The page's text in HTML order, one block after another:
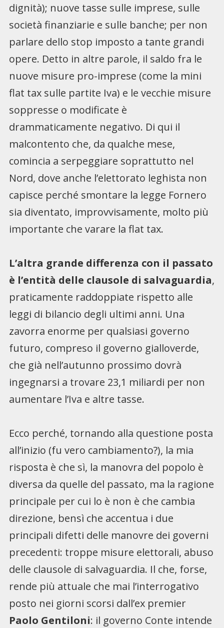
dignità); nuove tasse sulle imprese, sulle
società finanziarie e sulle banche; per non
parlare dello stop imposto a tante grandi
opere. Detto in altre parole, il saldo fra le
nuove misure pro-imprese (come la mini
flat tax sulle partite Iva) e le vecchie misure
soppresse o modificate è
drammaticamente negativo. Di qui il
malcontento che, da qualche mese,
comincia a serpeggiare soprattutto nel
Nord, dove anche l’elettorato leghista non
capisce perché smontare la legge Fornero
sia diventato, improvvisamente, molto più
importante che varare la flat tax.
L’altra grande differenza con il passato
è l’entità delle clausole di salvaguardia,
praticamente raddoppiate rispetto alle
leggi di bilancio degli ultimi anni. Una
zavorra enorme per qualsiasi governo
futuro, compreso il governo gialloverde,
che già nell’autunno prossimo dovrà
ingegnarsi a trovare 23,1 miliardi per non
aumentare l’Iva e altre tasse.
Ecco perché, tornando alla questione posta
all’inizio (fu vero cambiamento?), la mia
risposta è che sì, la manovra del popolo è
diversa da quelle del passato, ma la ragione
principale per cui lo è non è che cambia
direzione, bensì che accentua i due
principali difetti delle manovre dei governi
precedenti: troppe misure elettorali, abuso
delle clausole di salvaguardia. Il che, forse,
rende più attuale che mai l’interrogativo
posto nei giorni scorsi dall’ex premier
Paolo Gentiloni: il governo Conte intende